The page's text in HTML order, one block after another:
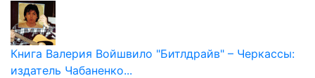
Книга Валерия Войшвило "Битлдрайв" – Черкассы:
издатель Чабаненко...